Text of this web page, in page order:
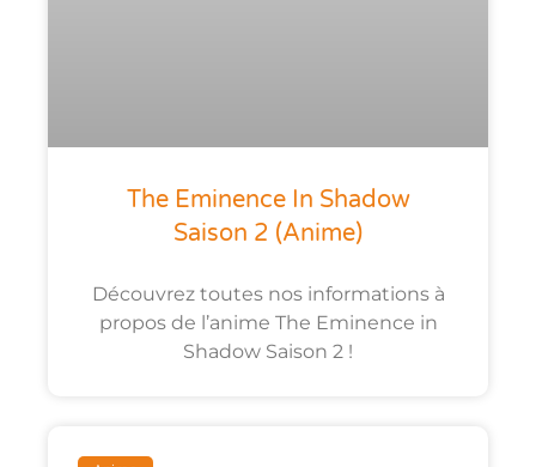
The Eminence In Shadow
Saison 2 (anime)
Découvrez toutes nos informations à
propos de l’anime The Eminence in
Shadow Saison 2 !